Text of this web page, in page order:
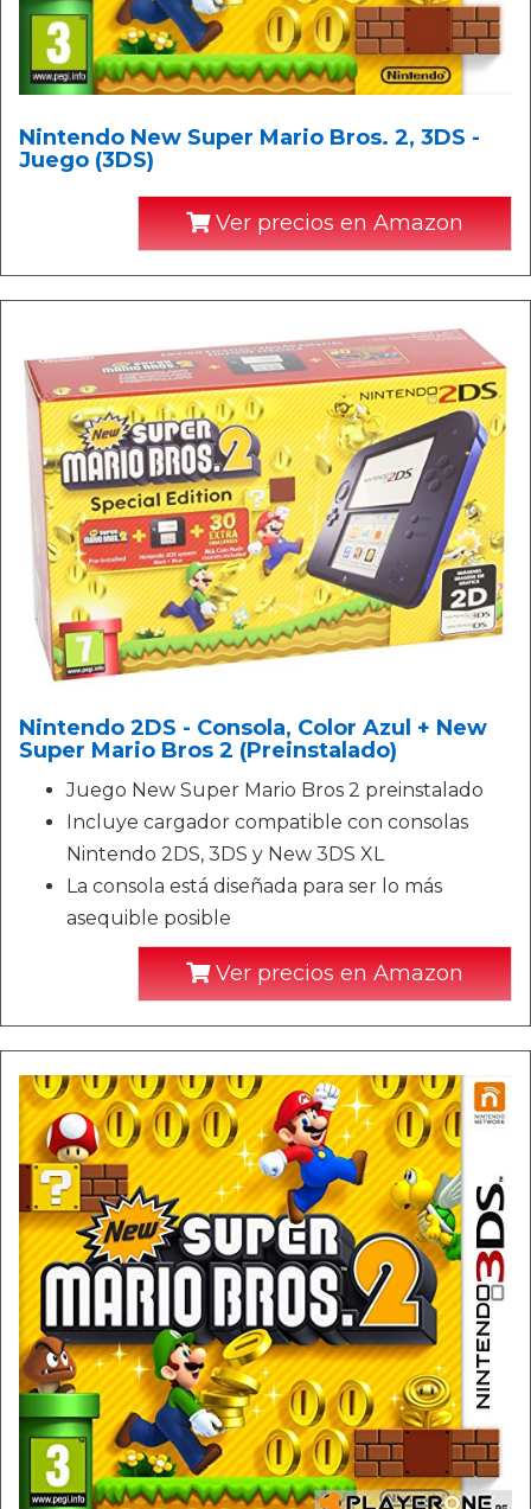
Nintendo New Super Mario Bros. 2, 3DS -
Juego (3DS)
Ver precios en Amazon
Nintendo 2DS - Consola, Color Azul + New
Super Mario Bros 2 (Preinstalado)
Juego New Super Mario Bros 2 preinstalado
Incluye cargador compatible con consolas
Nintendo 2DS, 3DS y New 3DS XL
La consola está diseñada para ser lo más
asequible posible
Ver precios en Amazon